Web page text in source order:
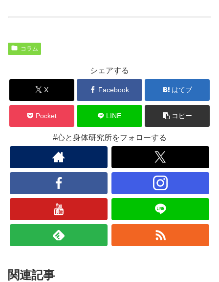
コラム
シェアする
X Facebook はてブ
Pocket LINE コピー
#心と身体研究所をフォローする
関連記事